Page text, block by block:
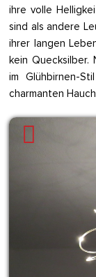
ihre volle
sind als andere
ihrer langen
kein Quecksilber.
im Glühbirnen-
charmanten